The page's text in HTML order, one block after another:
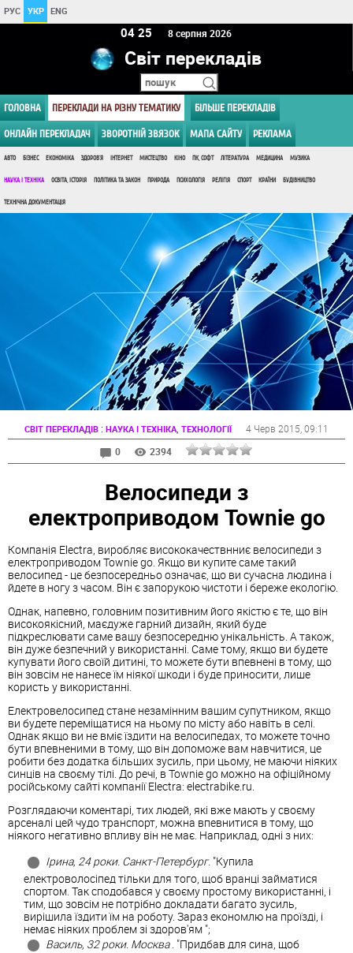
РУС УКР ENG
04:25 8 серпня 2026
Світ перекладів
ГОЛОВНА ПЕРЕКЛАДИ НА РІЗНУ ТЕМАТИКУ БІЛЬШЕ ПЕРЕКЛАДІВ
ОНЛАЙН ПЕРЕКЛАДАЧ ЗВОРОТНІЙ ЗВЯЗОК МАПА САЙТУ РЕКЛАМА
АВТО БІЗНЕС ЕКОНОМІКА ЗДОРОВ'Я ІНТЕРНЕТ МИСТЕЦТВО КІНО ПК, СОФТ ЛІТЕРАТУРА МЕДИЦИНА МУЗИКА
НАУКА І ТЕХНІКА ОСВІТА, ІСТОРІЯ ПОЛІТИКА ТА ЗАКОН ПРИРОДА ПСИХОЛОГІЯ РЕЛІГІЯ СПОРТ КРАЇНИ БУДІВНИЦТВО
ТЕХНІЧНА ДОКУМЕНТАЦІЯ
СВІТ ПЕРЕКЛАДІВ : НАУКА І ТЕХНІКА, ТЕХНОЛОГІЇ 4 Черв 2015 , 09:11
0
2394
Велосипеди з
електроприводом Townie gо
Компанія Electra, виробляє висококачествнниє велосипеди з
електроприводом Townie gо. Якщо ви купите саме такий
велосипед - це безпосередньо означає, що ви сучасна людина і
йдете в ногу з часом. Він є запорукою чистоти і береже екологію.
Однак, напевно, головним позитивним його якістю є те, що він
високоякісний, маєдуже гарний дизайн, який буде
підкреслювати саме вашу безпосередню унікальність. А також,
він дуже безпечний у використанні. Саме тому, якщо ви будете
купувати його своїй дитині, то можете бути впевнені в тому, що
він зовсім не нанесе їм ніякої шкоди і буде приносити, лише
користь у використанні.
Електровелосипед стане незамінним вашим супутником, якщо
ви будете переміщатися на ньому по місту або навіть в селі.
Однак якщо ви не вміє їздити на велосипедах, то можете точно
бути впевненими в тому, що він допоможе вам навчитися, це
робити без додатка більших зусиль, при цьому, не маючи ніяких
синців на своєму тілі. До речі, в Townie gо можно на офіційному
російському сайті компанії Electra: electrabike.ru.
Розглядаючи коментарі, тих людей, які вже мають у своєму
арсеналі цей чудо транспорт, можна впевнитися в тому, що
ніякого негативно впливу він не має. Наприклад, одні з них:
Ірина, 24 роки. Санкт-Петербург. "Купила
електроволосіпед тільки для того, щоб вранці займатися
спортом. Так сподобався у своєму простому використанні, і
тим, що зовсім не потрібно докладати багато зусиль,
вирішила їздити їм на роботу. Зараз економлю на проїзді, і
немає ніяких проблем зі здоров'ям ";
Василь, 32 роки. Москва. "Придбав для сина, щоб